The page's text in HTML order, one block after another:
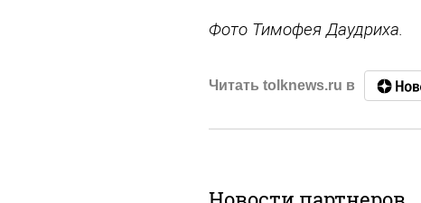
Фото Тимофея Даудриха.
Читать tolknews.ru в